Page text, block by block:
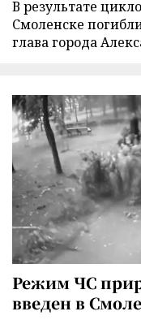
В результате
Смоленске
глава города
Режим ЧС
введен в